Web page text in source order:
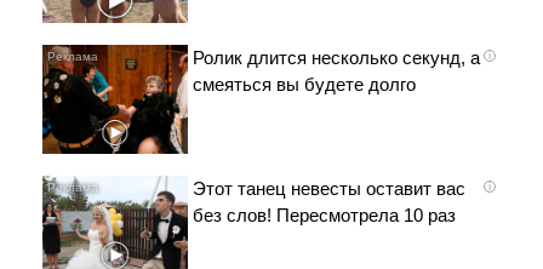
i
Ролик длится несколько секунд, а
смеяться вы будете долго
i
Этот танец невесты оставит вас
без слов! Пересмотрела 10 раз